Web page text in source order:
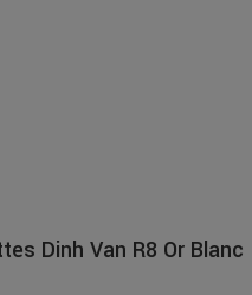
Dinh Van R8 Or Blanc